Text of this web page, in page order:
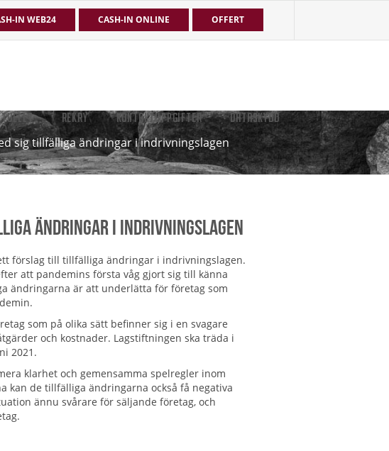
IN WEB24 CASH-IN ONLINE OFFERT
REKRY KONTAKTUPPGIFTER DATASKYDD
sig tillfälliga ändringar i indrivningslagen
ändringar i indrivningslagen
förslag till tillfälliga ändringar i indrivningslagen.
att pandemins första våg gjort sig till känna
ändringarna är att underlätta för företag som
som på olika sätt befinner sig i en svagare
och kostnader. Lagstiftningen ska träda i
2021.
klarhet och gemensamma spelregler inom
kan de tillfälliga ändringarna också få negativa
ännu svårare för säljande företag, och